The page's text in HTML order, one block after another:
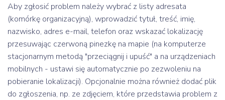
Aby zgłosić problem należy wybrać z listy adresata
(komórkę organizacyjną), wprowadzić tytuł, treść, imię,
nazwisko, adres e-mail, telefon oraz wskazać lokalizację
przesuwając czerwoną pinezkę na mapie (na komputerze
stacjonarnym metodą "przeciągnij i upuść" a na urządzeniach
mobilnych - ustawi się automatycznie po zezwoleniu na
pobieranie lokalizacji). Opcjonalnie można również dodać plik
do zgłoszenia, np. ze zdjęciem, które przedstawia problem z